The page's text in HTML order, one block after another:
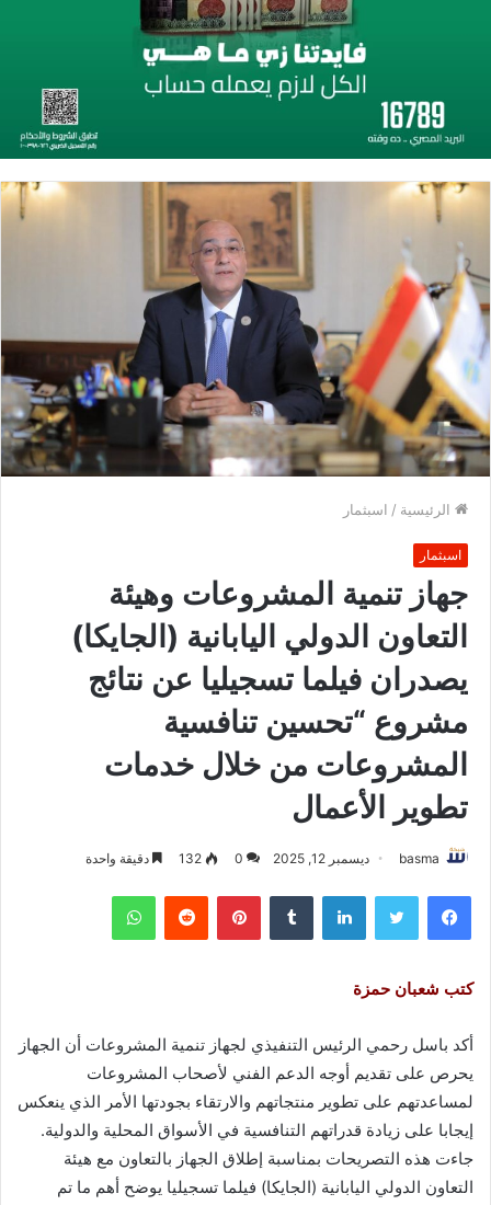
الرئيسية / اسبثمار
اسبثمار
جهاز تنمية المشروعات وهيئة
التعاون الدولي اليابانية (الجايكا)
يصدران فيلما تسجيليا عن نتائج
مشروع “تحسين تنافسية
المشروعات من خلال خدمات
تطوير الأعمال
basma ديسمبر 12, 2025 0
132 دقيقة واحدة
فيسبوك تويتر لينكدإن بينتيريست واتساب
كتب شعبان حمزة
أكد باسل رحمي الرئيس التنفيذي لجهاز تنمية المشروعات أن الجهاز
يحرص على تقديم أوجه الدعم الفني لأصحاب المشروعات
لمساعدتهم على تطوير منتجاتهم والارتقاء بجودتها الأمر الذي ينعكس
إيجابا على زيادة قدراتهم التنافسية في الأسواق المحلية والدولية.
جاءت هذه التصريحات بمناسبة إطلاق الجهاز بالتعاون مع هيئة
التعاون الدولي اليابانية (الجايكا) فيلما تسجيليا يوضح أهم ما تم